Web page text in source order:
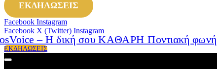
ΕΚΔΗΛΩΣΕΙΣ
Facebook Instagram
Facebook X (Twitter) Instagram
ΕΚΔΗΛΩΣΕΙΣ